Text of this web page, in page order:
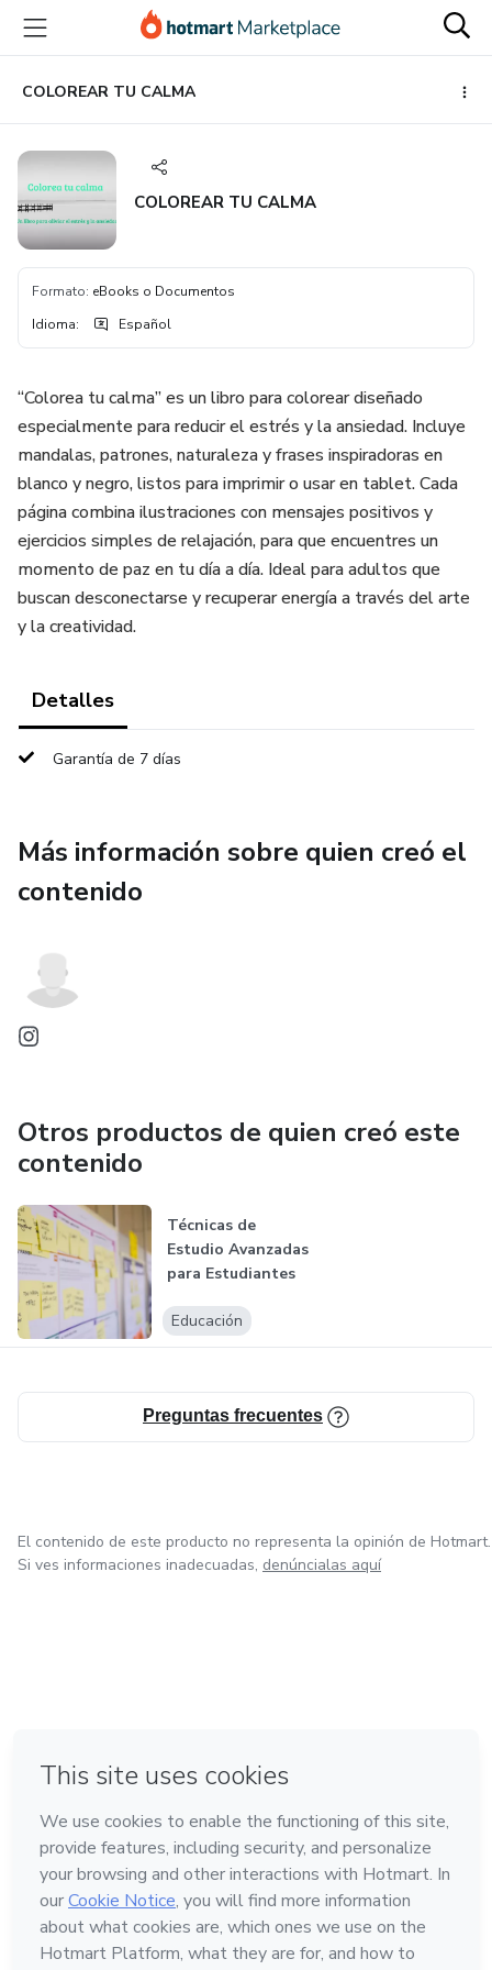
principal
página
de
página
COLOREAR TU CALMA
COLOREAR TU CALMA
Formato: eBooks o Documentos
Idioma: Español
“Colorea tu calma” es un libro para colorear diseñado
especialmente para reducir el estrés y la ansiedad. Incluye
mandalas, patrones, naturaleza y frases inspiradoras en
blanco y negro, listos para imprimir o usar en tablet. Cada
página combina ilustraciones con mensajes positivos y
ejercicios simples de relajación, para que encuentres un
momento de paz en tu día a día. Ideal para adultos que
buscan desconectarse y recuperar energía a través del arte
y la creatividad.
Detalles
Garantía de 7 días
Más información sobre quien creó el
contenido
Otros productos de quien creó este
contenido
Técnicas de
Estudio Avanzadas
para Estudiantes
Educación
Preguntas frecuentes
El contenido de este producto no representa la opinión de Hotmart.
Si ves informaciones inadecuadas, denúncialas aquí
Hecho con❤ en Belo Horizonte
Conoce Hotmart
Idioma